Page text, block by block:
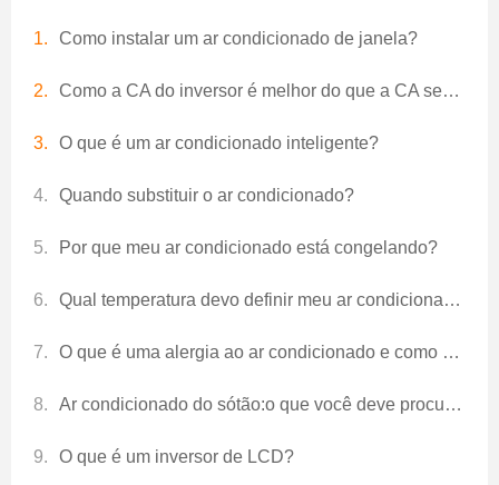
Como instalar um ar condicionado de janela?
Como a CA do inversor é melhor do que a CA sem inversor?
O que é um ar condicionado inteligente?
Quando substituir o ar condicionado?
Por que meu ar condicionado está congelando?
Qual ​​temperatura devo definir meu ar condicionado no verão e como mantê-lo?
O que é uma alergia ao ar condicionado e como preveni-la? –Um breve guia!
Ar condicionado do sótão:o que você deve procurar?
O que é um inversor de LCD?